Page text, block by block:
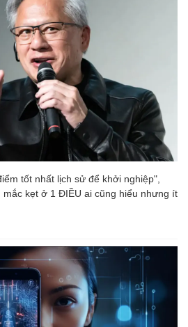
tốt nhất lịch sử để khởi nghiệp",
kẹt ở 1 ĐIỀU ai cũng hiểu nhưng ít